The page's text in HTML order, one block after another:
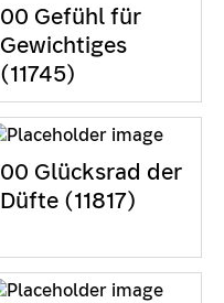
00 Gefühl für
Gewichtiges
(11745)
00 Glücksrad der
Düfte (11817)